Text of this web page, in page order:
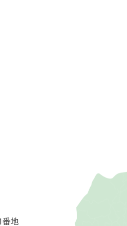
番地